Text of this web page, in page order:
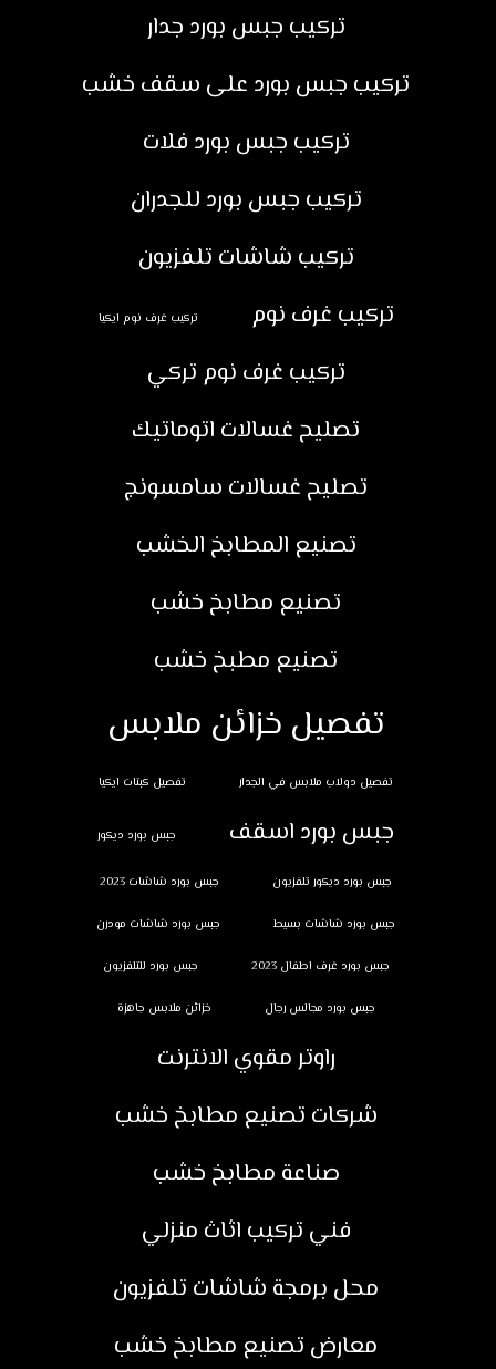
تركيب جبس بورد جدار
تركيب جبس بورد على سقف خشب
تركيب جبس بورد فلات
تركيب جبس بورد للجدران
تركيب شاشات تلفزيون
تركيب غرف نوم
تركيب غرف نوم ايكيا
تركيب غرف نوم تركي
تصليح غسالات اتوماتيك
تصليح غسالات سامسونج
تصنيع المطابخ الخشب
تصنيع مطابخ خشب
تصنيع مطبخ خشب
تفصيل خزائن ملابس
تفصيل دولاب ملابس في الجدار تفصيل كبتات ايكيا
جبس بورد اسقف جبس بورد ديكور
جبس بورد ديكور تلفزيون جبس بورد شاشات 2023
جبس بورد شاشات بسيط جبس بورد شاشات مودرن
جبس بورد غرف اطفال 2023 جبس بورد للتلفزيون
جبس بورد مجالس رجال خزائن ملابس جاهزة
راوتر مقوي الانترنت
شركات تصنيع مطابخ خشب
صناعة مطابخ خشب
فني تركيب اثاث منزلي
محل برمجة شاشات تلفزيون
معارض تصنيع مطابخ خشب